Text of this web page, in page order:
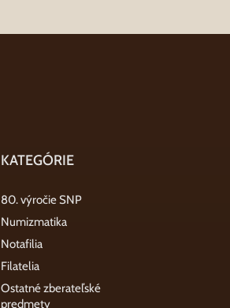
KATEGÓRIE
80. výročie SNP
Numizmatika
Notafilia
Filatelia
Ostatné zberateľské
predmety